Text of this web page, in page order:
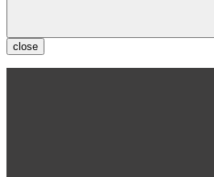
close